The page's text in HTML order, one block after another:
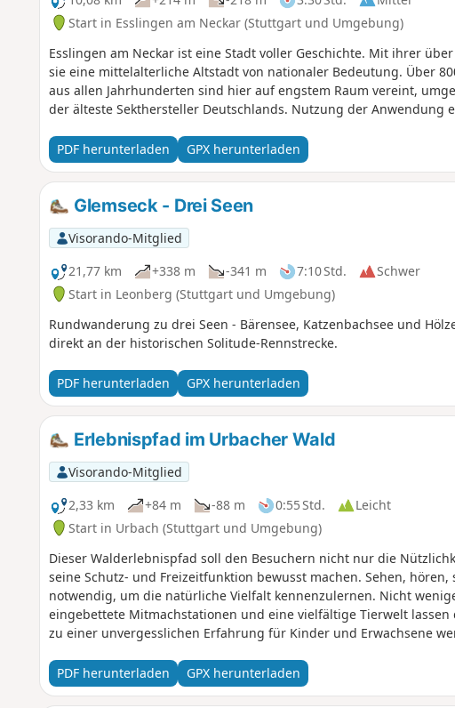
Start in Esslingen am Neckar (Stuttgart und Umgebung)
Esslingen am Neckar ist eine Stadt voller Geschichte. Mit ihrer
sie eine mittelalterliche Altstadt von nationaler Bedeutung. Über
aus allen Jahrhunderten sind hier auf engstem Raum vereint,
der älteste Sekthersteller Deutschlands. Nutzung der Anwendung
PDF herunterladen GPX herunterladen
Glemseck - Drei Seen
Visorando-Mitglied
21,77 km
+338 m -341 m 7:10 Std.
Schwer
Start in Leonberg (Stuttgart und Umgebung)
Rundwanderung zu drei Seen - Bärensee, Katzenbachsee und
direkt an der historischen Solitude-Rennstrecke.
PDF herunterladen GPX herunterladen
Erlebnispfad im Urbacher Wald
Visorando-Mitglied
2,33 km
+84 m -88 m 0:55 Std.
Leicht
Start in Urbach (Stuttgart und Umgebung)
Dieser Walderlebnispfad soll den Besuchern nicht nur die
seine Schutz- und Freizeitfunktion bewusst machen. Sehen,
notwendig, um die natürliche Vielfalt kennenzulernen. Nicht
eingebettete Mitmachstationen und eine vielfältige Tierwelt
zu einer unvergesslichen Erfahrung für Kinder und Erwachsene
PDF herunterladen GPX herunterladen